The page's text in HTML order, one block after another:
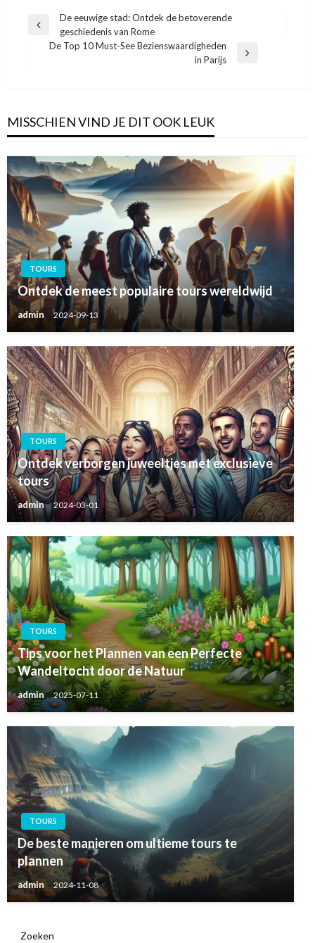
Bericht
navigatie
Vorige
bericht
De eeuwige stad: Ontdek de betoverende
geschiedenis van Rome
De Top 10 Must-See Bezienswaardigheden
in Parijs
MISSCHIEN VIND JE DIT OOK LEUK
TOURS
Ontdek de meest populaire tours wereldwijd
admin 2024-09-13
TOURS
Ontdek verborgen juweeltjes met exclusieve
tours
admin 2024-03-01
TOURS
Tips voor het Plannen van een Perfecte
Wandeltocht door de Natuur
admin 2025-07-11
TOURS
De beste manieren om ultieme tours te
plannen
admin 2024-11-08
Zoeken